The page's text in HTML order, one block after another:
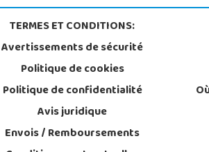
TERMES ET CONDITIONS:
Avertissements de sécurité
Politique de cookies
Politique de confidentialité
Avis juridique
Envois / Remboursements